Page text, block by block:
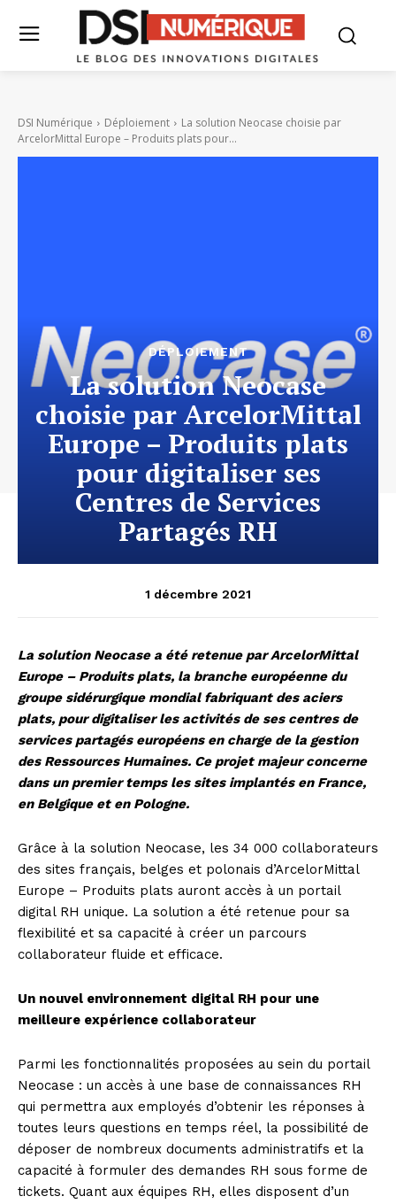
DSI Numérique Déploiement
La solution Neocase choisie par
ArcelorMittal Europe – Produits plats pour...
DÉPLOIEMENT
La solution Neocase
choisie par ArcelorMittal
Europe – Produits plats
pour digitaliser ses
Centres de Services
Partagés RH
1 décembre 2021
La solution Neocase a été retenue par ArcelorMittal
Europe – Produits plats, la branche européenne du
groupe sidérurgique mondial fabriquant des aciers
plats, pour digitaliser les activités de ses centres de
services partagés européens en charge de la gestion
des Ressources Humaines. Ce projet majeur concerne
dans un premier temps les sites implantés en France,
en Belgique et en Pologne.
Grâce à la solution Neocase, les 34 000 collaborateurs
des sites français, belges et polonais d’ArcelorMittal
Europe – Produits plats auront accès à un portail
digital RH unique. La solution a été retenue pour sa
flexibilité et sa capacité à créer un parcours
collaborateur fluide et efficace.
Un nouvel environnement digital RH pour une
meilleure expérience collaborateur
Parmi les fonctionnalités proposées au sein du portail
Neocase : un accès à une base de connaissances RH
qui permettra aux employés d’obtenir les réponses à
toutes leurs questions en temps réel, la possibilité de
déposer de nombreux documents administratifs et la
capacité à formuler des demandes RH sous forme de
tickets. Quant aux équipes RH, elles disposent d’un